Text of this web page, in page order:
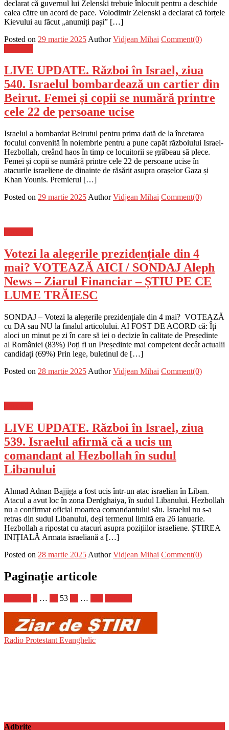
declarat că guvernul lui Zelenski trebuie înlocuit pentru a deschide
calea către un acord de pace. Volodimir Zelenski a declarat că forțele
Kievului au făcut „anumiți pași” […]
Posted on 29 martie 2025Author Vidjean Mihai Comment(0)
LIVE UPDATE. Război în Israel, ziua
540. Israelul bombardează un cartier din
Beirut. Femei și copii se numără printre
cele 22 de persoane ucise
Israelul a bombardat Beirutul pentru prima dată de la încetarea
focului convenită în noiembrie pentru a pune capăt războiului Israel-
Hezbollah, creând haos în timp ce locuitorii se grăbeau să plece.
Femei și copii se numără printre cele 22 de persoane ucise în
atacurile israeliene de dinainte de răsărit asupra orașelor Gaza și
Khan Younis. Premierul […]
Posted on 29 martie 2025 Author Vidjean Mihai Comment(0)
Votezi la alegerile prezidențiale din 4
mai? VOTEAZĂ AICI / SONDAJ Aleph
News – Ziarul Financiar – ȘTIU PE CE
LUME TRĂIESC
SONDAJ – Votezi la alegerile prezidențiale din 4 mai? VOTEAZĂ
cu DA sau NU la finalul articolului. AI FOST DE ACORD că: Îți
aloci un minut pe zi în care să iei o decizie în calitate de Președinte
al României (83%) Poți fi un Președinte mai competent decât actualii
candidați (69%) Prin lege, buletinul de […]
Posted on 28 martie 2025 Author Vidjean Mihai Comment(0)
LIVE UPDATE. Război în Israel, ziua
539. Israelul afirmă că a ucis un
comandant al Hezbollah în sudul
Libanului
Ahmad Adnan Bajjiga a fost ucis într-un atac israelian în Liban.
Atacul a avut loc în zona Derdghaiya, în sudul Libanului. Hezbollah
nu a confirmat oficial moartea comandantului său. Israelul nu s-a
retras din sudul Libanului, deși termenul limită era 26 ianuarie.
Hezbollah a ripostat cu atacuri asupra pozițiilor israeliene. ȘTIREA
INIȚIALĂ Armata israeliană a […]
Posted on 28 martie 2025 Author Vidjean Mihai Comment(0)
Paginație articole
… 53 …
Radio Protestant Evanghelic
Adbrite